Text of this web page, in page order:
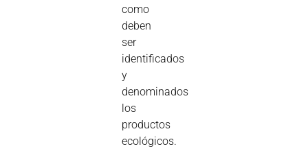
como
deben
ser
identificados
y
denominados
los
productos
ecológicos.